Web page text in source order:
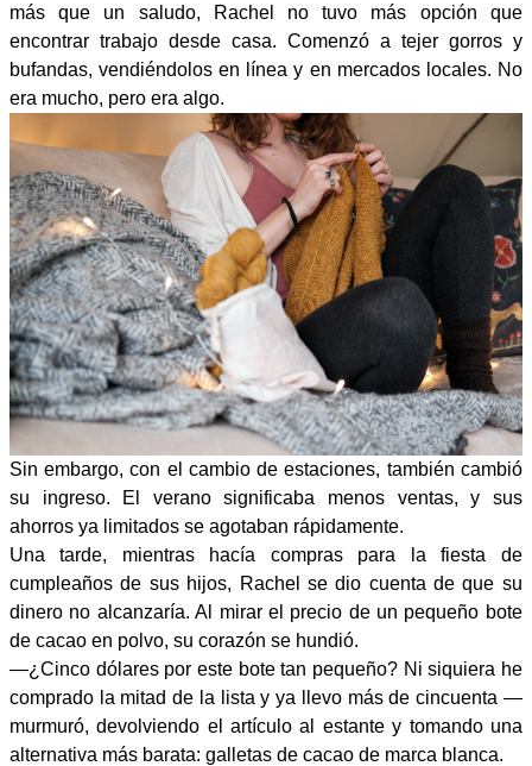
más que un saludo, Rachel no tuvo más opción que
encontrar trabajo desde casa. Comenzó a tejer gorros y
bufandas, vendiéndolos en línea y en mercados locales. No
era mucho, pero era algo.
Sin embargo, con el cambio de estaciones, también cambió
su ingreso. El verano significaba menos ventas, y sus
ahorros ya limitados se agotaban rápidamente.
Una tarde, mientras hacía compras para la fiesta de
cumpleaños de sus hijos, Rachel se dio cuenta de que su
dinero no alcanzaría. Al mirar el precio de un pequeño bote
de cacao en polvo, su corazón se hundió.
—¿Cinco dólares por este bote tan pequeño? Ni siquiera he
comprado la mitad de la lista y ya llevo más de cincuenta —
murmuró, devolviendo el artículo al estante y tomando una
alternativa más barata: galletas de cacao de marca blanca.